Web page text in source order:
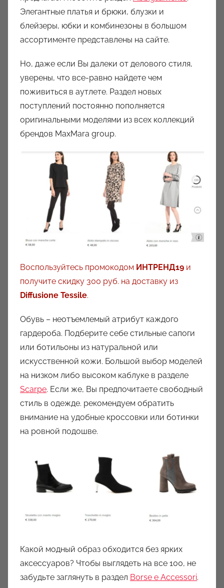
Элегантные платья и брюки, блузки и
блейзеры, юбки и комбинезоны в большом
ассортименте представлены на сайте.
Но, даже если Вы далеки от делового стиля,
уверены, что все-равно найдете чем
поживиться в аутлете. Раздел новых
поступлений постоянно пополняется
оригинальными моделями из всех коллекций
брендов MaxMara group.
Воспользуйтесь промокодом ИНТРЕНД19 и
получите скидку 300 руб. на доставку из
Diffusione Tessile.
Обувь – неотъемлемый атрибут каждого
гардероба. Подберите себе стильные сапоги
или ботильоны из натуральной или
искусственной кожи. Большой выбор моделей
на низком либо высоком каблуке в разделе
Scarpe. Если же, Вы предпочитаете свободный
стиль в одежде. рекомендуем обратить
внимание на удобные кроссовки или ботинки
на ровной подошве.
Какой модный образ обходится без ярких
аксессуаров? Чтобы выглядеть на все 100, не
забудьте заглянуть в раздел Borse e Accessori.